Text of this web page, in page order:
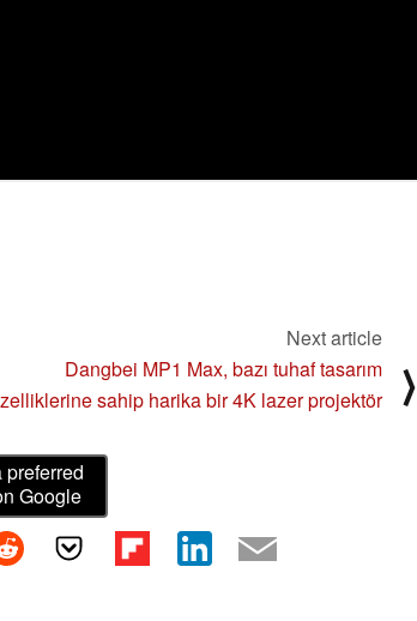
Next article
Dangbei MP1 Max, bazı tuhaf tasarım
sahip harika bir 4K lazer projektör
⟩
preferred
Google